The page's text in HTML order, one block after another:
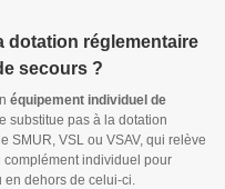
dotation réglementaire
secours ?
équipement individuel de
substitue pas à la dotation
SMUR, VSL ou VSAV, qui relève
complément individuel pour
en dehors de celui-ci.